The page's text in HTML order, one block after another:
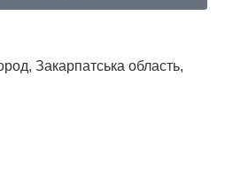
Закарпатська область,